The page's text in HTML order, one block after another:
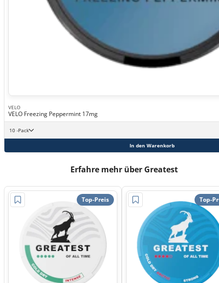
VELO
VELO Freezing Peppermint 17mg
10 -Pack
In den Warenkorb
Erfahre mehr über Greatest
Top-Preis Top-